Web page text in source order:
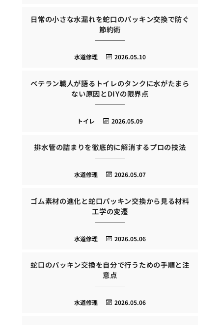
日常の小さな水漏れを蛇口のパッキン交換で防ぐ
節約術
2026.05.10
水道修理
ベテラン職人が語るトイレのタンクに水がたまら
ない原因とDIYの限界点
2026.05.09
トイレ
排水管の詰まりを徹底的に解消するプロの技法
2026.05.07
水道修理
ゴム素材の進化と蛇口パッキン交換から見る材料
工学の変遷
2026.05.06
水道修理
蛇口のパッキン交換を自分で行うための手順と注
意点
2026.05.06
水道修理